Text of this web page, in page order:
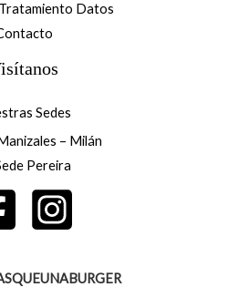
Datos
Sedes
– Milán
Pereira